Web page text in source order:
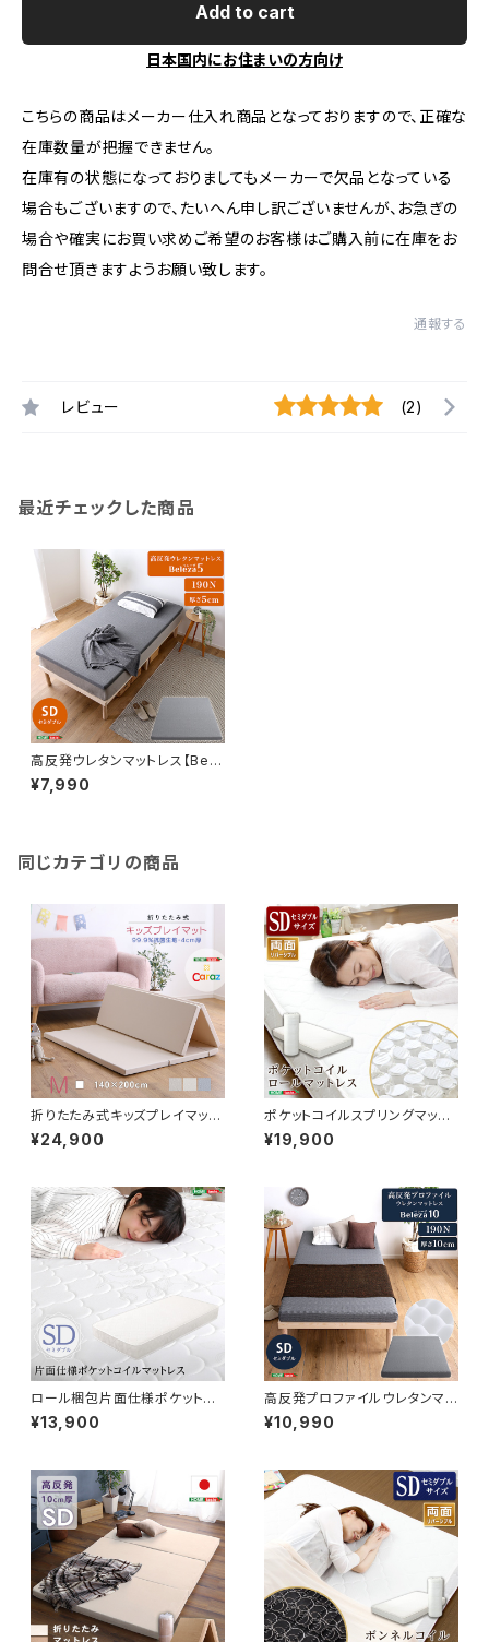
Add to cart
日本国内にお住まいの方向け
こちらの商品はメーカー仕入れ商品となっておりますので、正確な
在庫数量が把握できません。
在庫有の状態になっておりましてもメーカーで欠品となっている
場合もございますので、たいへん申し訳ございませんが、お急ぎの
場合や確実にお買い求めご希望のお客様はご購入前に在庫をお
問合せ頂きますようお願い致します。
通報する
レビュー (2)
最近チェックした商品
高反発ウレタンマットレス【Bele
za5-ベレーザ・ファイブ-】(セミ
ダブル) ORM-05SD
¥7,990
同じカテゴリの商品
折りたたみ式キッズプレイマッ
ト Mサイズ（140×200cm）
KPM-1420M
¥24,900
ポケットコイルスプリングマット
レス【-Robilia-ロビリア】（セミ
ダブル用）※ロール梱包でラクラ
¥19,900
ロール梱包片面仕様ポケットコ
イルマットレス【Sheera-シェエ
ラ-】セミダブルサイズ HRM-0
¥13,900
高反発プロファイルウレタンマッ
トレス【Beleza10-ベレーザ・テ
ン-】(セミダブル) ORM-10SD
¥10,990